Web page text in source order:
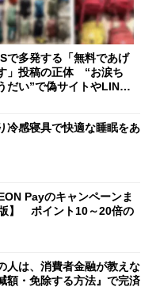
で多発する「無料であげ
」投稿の正体 “お涙ち
だい”で偽サイトやLINE
冷感寝具で快適な睡眠をあ
Payのキャンペーンま
】 ポイント10～20倍の
人は、消費者金融が教えな
額・免除する方法』で完済